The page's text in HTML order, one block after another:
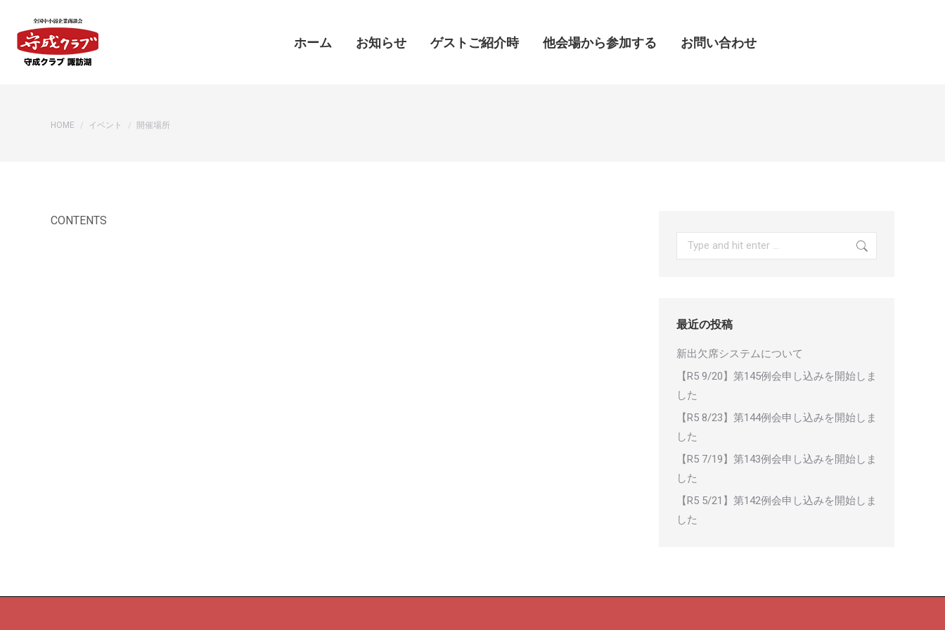
ホーム お知らせ ゲストご紹介時 他会場から参加する お問い合わせ
You are here:
HOME イベント 開催場所
CONTENTS
最近の投稿
新出欠席システムについて
【R5 9/20】第145例会申し込みを開始しま
した
【R5 8/23】第144例会申し込みを開始しま
した
【R5 7/19】第143例会申し込みを開始しま
した
【R5 5/21】第142例会申し込みを開始しま
した
ホーム お知らせ ゲストご紹介時 他会場から参加する お問い合わせ